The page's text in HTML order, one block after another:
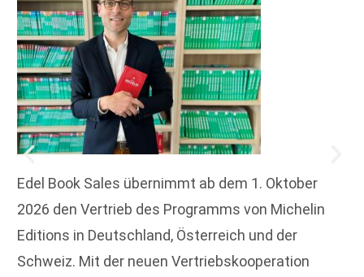
Edel Book Sales übernimmt ab dem 1. Oktober
2026 den Vertrieb des Programms von Michelin
Editions in Deutschland, Österreich und der
Schweiz. Mit der neuen Vertriebskooperation